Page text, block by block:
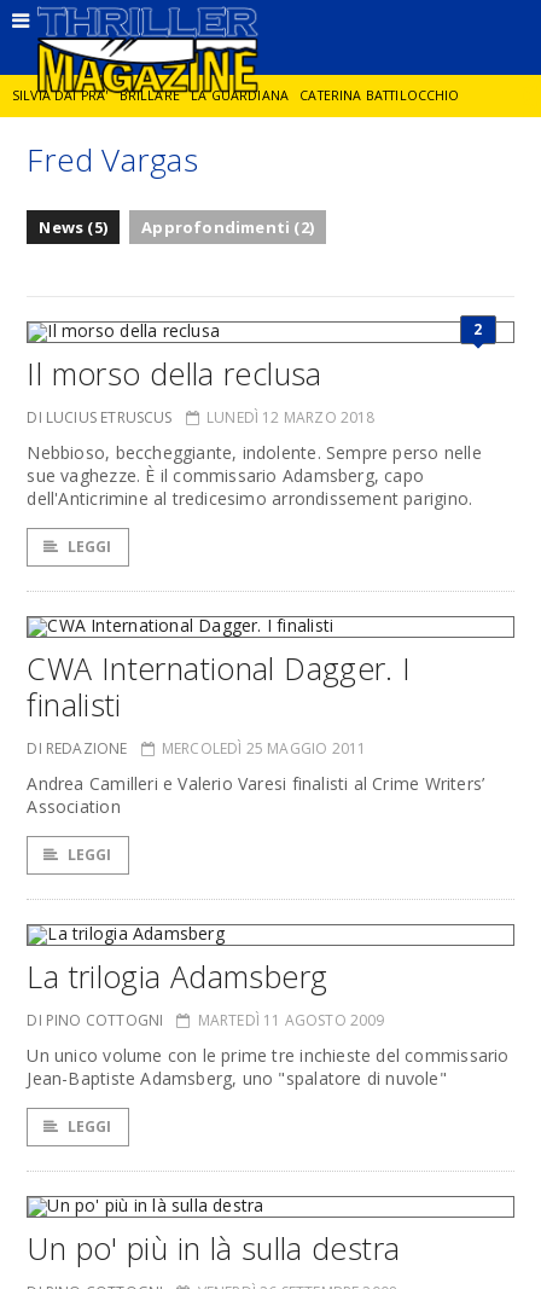
SILVIA DAI PRA' BRILLARE LA GUARDIANA CATERINA BATTILOCCHIO
JORGE DIAZ LA SPIA DELITTO IN CORNICE
Fred Vargas
News (5) Approfondimenti (2)
2
Il morso della reclusa
DI LUCIUS ETRUSCUS LUNEDÌ 12 MARZO 2018
Nebbioso, beccheggiante, indolente. Sempre perso nelle
sue vaghezze. È il commissario Adamsberg, capo
dell'Anticrimine al tredicesimo arrondissement parigino.
LEGGI
CWA International Dagger. I
finalisti
DI REDAZIONE MERCOLEDÌ 25 MAGGIO 2011
Andrea Camilleri e Valerio Varesi finalisti al Crime Writers’
Association
LEGGI
La trilogia Adamsberg
DI PINO COTTOGNI MARTEDÌ 11 AGOSTO 2009
Un unico volume con le prime tre inchieste del commissario
Jean-Baptiste Adamsberg, uno "spalatore di nuvole"
LEGGI
Un po' più in là sulla destra